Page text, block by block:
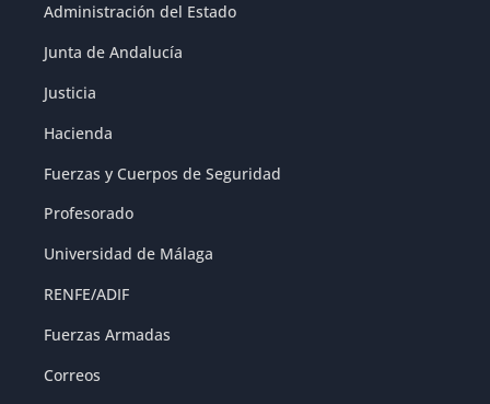
Administración del Estado
Junta de Andalucía
Justicia
Hacienda
Fuerzas y Cuerpos de Seguridad
Profesorado
Universidad de Málaga
RENFE/ADIF
Fuerzas Armadas
Correos